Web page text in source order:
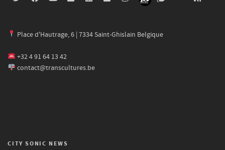
Place d'Hautrage, 6 | 7334 Saint-Ghislain Belgique
+32 4 91 64 13 42
contact@transcultures.be
CITY SONIC NEWS